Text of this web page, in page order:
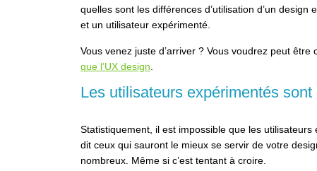
quelles sont les différences d’utilisation d’un design
et un utilisateur expérimenté.
Vous venez juste d’arriver ? Vous voudrez peut être
que l’UX design
Les utilisateurs expérimentés sont
Statistiquement, il est impossible que les
dit ceux qui sauront le mieux se servir de votre
nombreux. Même si c’est tentant à croire.